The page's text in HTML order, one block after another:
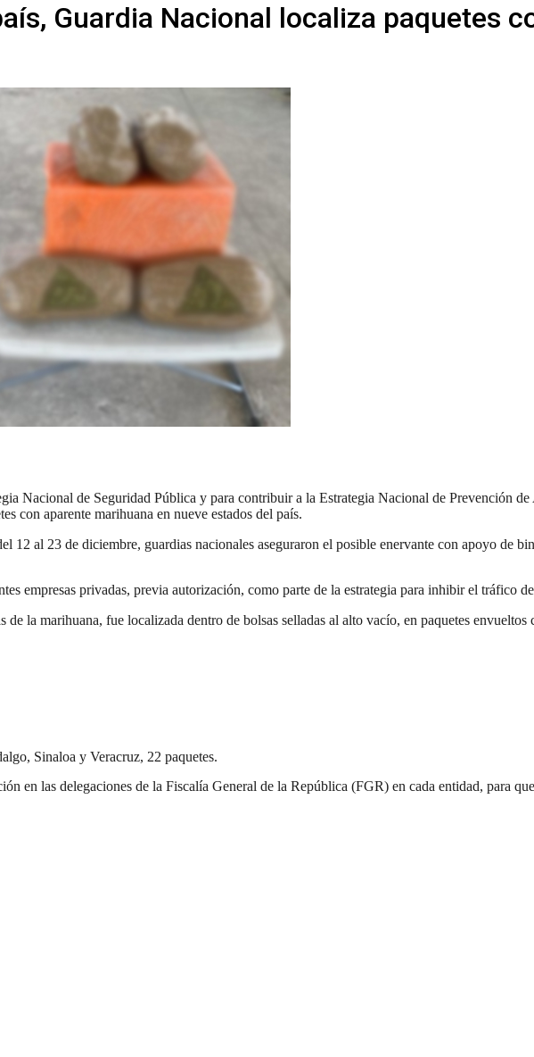
Guardia Nacional localiza paquetes
Nacional de Seguridad Pública y para contribuir a la Estrategia Nacional de Prevención
con aparente marihuana en nueve estados del país.
12 al 23 de diciembre, guardias nacionales aseguraron el posible enervante con apoyo de
empresas privadas, previa autorización, como parte de la estrategia para inhibir el tráfico
de la marihuana, fue localizada dentro de bolsas selladas al alto vacío, en paquetes
Sinaloa y Veracruz, 22 paquetes.
en las delegaciones de la Fiscalía General de la República (FGR) en cada entidad, para